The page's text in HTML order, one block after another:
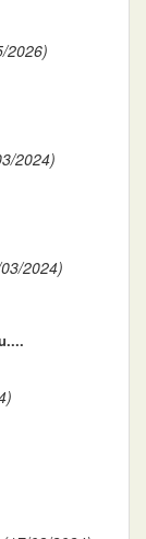
2026)
2024)
2024)